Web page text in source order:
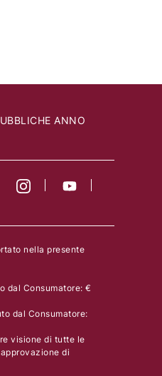
ANNO
nella presente
dal Consumatore: €
dal Consumatore:
visione di tutte le
di